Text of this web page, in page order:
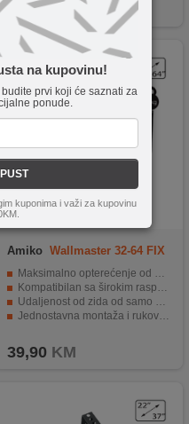
na kupovinu!
prvi koji će saznati za
ponude.
kuponima i važi za kupovinu
159,90 KM
Amiko Wallmaster 32-64 FIX
Maksimalno opterećenje od 55 kg.
Kompatibilan sa širokim rasponom VESA dimenzija.
Udaljenost od zida od samo 24 mm.
Jednostavna montaža i rukovanje.
39,90 KM